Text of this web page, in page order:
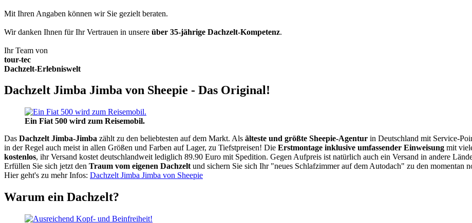
Mit Ihren Angaben können wir Sie gezielt beraten.
Wir danken Ihnen für Ihr Vertrauen in unsere über 35-jährige Dachzelt-Kompetenz.
Ihr Team von
tour-tec
Dachzelt-Erlebniswelt
Dachzelt Jimba Jimba von Sheepie - Das Original!
Ein Fiat 500 wird zum Reisemobil.
Das Dachzelt Jimba-Jimba zählt zu den beliebtesten auf dem Markt. Als älteste und größte Sheepie-Agentur in Deutschland mit Service-
in der Regel auch meist in allen Größen und Farben auf Lager, zu Tiefstpreisen! Die Erstmontage inklusive umfassender Einweisung mit
kostenlos, ihr Versand kostet deutschlandweit lediglich 89.90 Euro mit Spedition. Gegen Aufpreis ist natürlich auch ein Versand in andere
Erfüllen Sie sich jetzt den Traum vom eigenen Dachzelt und sichern Sie sich Ihr "neues Schlafzimmer auf dem Autodach" zu den momentan
Hier geht's zu mehr Infos: Dachzelt Jimba Jimba von Sheepie
Warum ein Dachzelt?